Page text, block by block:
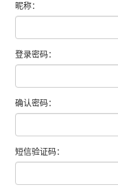
昵称：
登录密码：
确认密码：
短信验证码：